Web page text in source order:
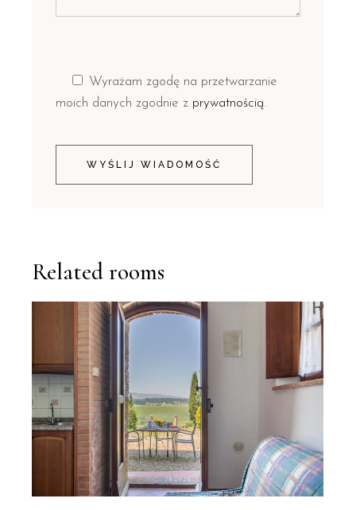
Wyrażam zgodę na przetwarzanie
moich danych zgodnie z prywatnością.
WYŚLIJ WIADOMOŚĆ
Related rooms